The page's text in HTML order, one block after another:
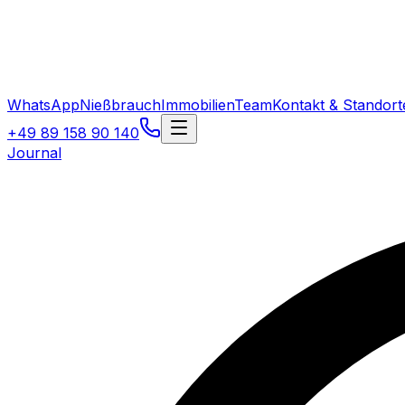
WhatsAppNießbrauchImmobilienTeamKontakt &
+49 89 158 90 140
Journal